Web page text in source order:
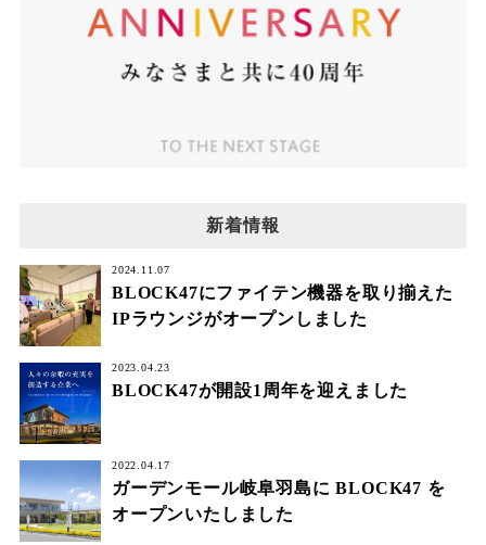
新着情報
2024.11.07
BLOCK47にファイテン機器を取り揃えた
IPラウンジがオープンしました
2023.04.23
BLOCK47が開設1周年を迎えました
2022.04.17
ガーデンモール岐阜羽島に BLOCK47 を
オープンいたしました